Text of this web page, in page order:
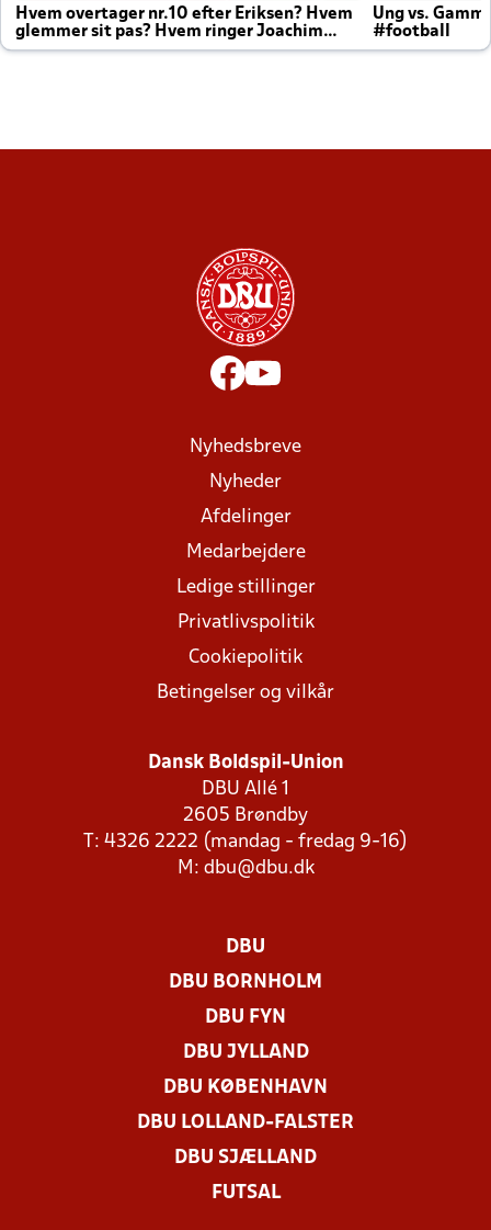
Hvem overtager nr.10 efter Eriksen? Hvem
glemmer sit pas? Hvem ringer Joachim
altid til efter kampe?
Ung vs.
#football
Nyhedsbreve
Nyheder
Afdelinger
Medarbejdere
Ledige stillinger
Privatlivspolitik
Cookiepolitik
Betingelser og vilkår
Dansk Boldspil-Union
DBU Allé 1
2605 Brøndby
T: 4326 2222 (mandag - fredag 9-16)
M: dbu@dbu.dk
DBU
DBU BORNHOLM
DBU FYN
DBU JYLLAND
DBU KØBENHAVN
DBU LOLLAND-FALSTER
DBU SJÆLLAND
FUTSAL